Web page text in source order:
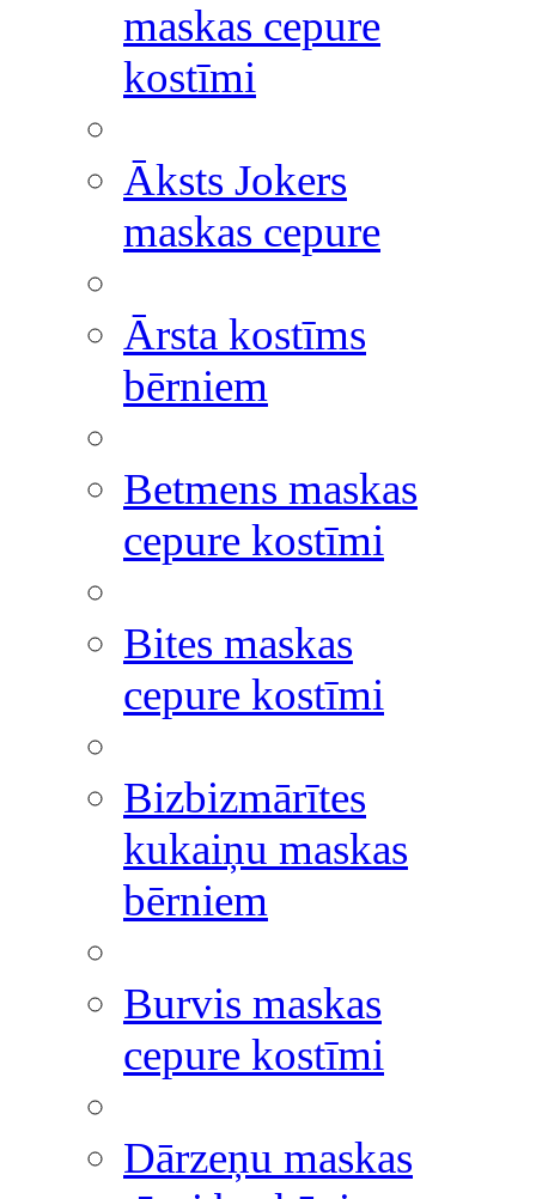
maskas cepure
kostīmi
Āksts Jokers
maskas cepure
Ārsta kostīms
bērniem
Betmens maskas
cepure kostīmi
Bites maskas
cepure kostīmi
Bizbizmārītes
kukaiņu maskas
bērniem
Burvis maskas
cepure kostīmi
Dārzeņu maskas